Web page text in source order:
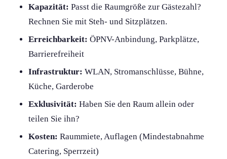
Kapazität: Passt die Raumgröße zur Gästezahl?
Rechnen Sie mit Steh- und Sitzplätzen.
Erreichbarkeit: ÖPNV-Anbindung, Parkplätze,
Barrierefreiheit
Infrastruktur: WLAN, Stromanschlüsse, Bühne,
Küche, Garderobe
Exklusivität: Haben Sie den Raum allein oder
teilen Sie ihn?
Kosten: Raummiete, Auflagen (Mindestabnahme
Catering, Sperrzeit)